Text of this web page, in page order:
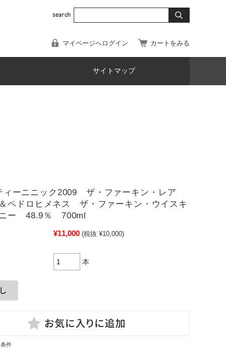
マイページへログイン カートをみる
サイトマップ
ィーニニック2009 ザ・ファーキン・レア
ペドロヒメネス ザ・ファーキン・ウイスキ
ニー 48.9％ 700ml
¥11,000 (税抜 ¥10,000)
本
件